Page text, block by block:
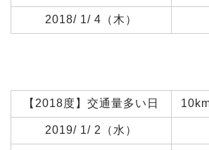
2018/ 1/ 4（木）
【2018度】交通量多い日
2019/ 1/ 2（水）